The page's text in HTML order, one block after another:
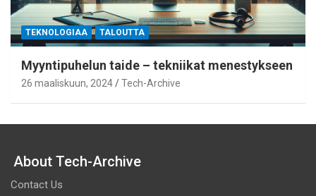
TEKNOLOGIAA TALOUTTA
Myyntipuhelun taide – tekniikat menestykseen
26 maaliskuun, 2024 Tech-Archive
About Tech-Archive
Contact Us